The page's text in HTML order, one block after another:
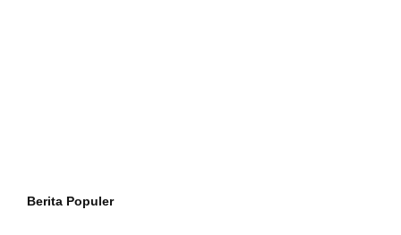
Berita Populer